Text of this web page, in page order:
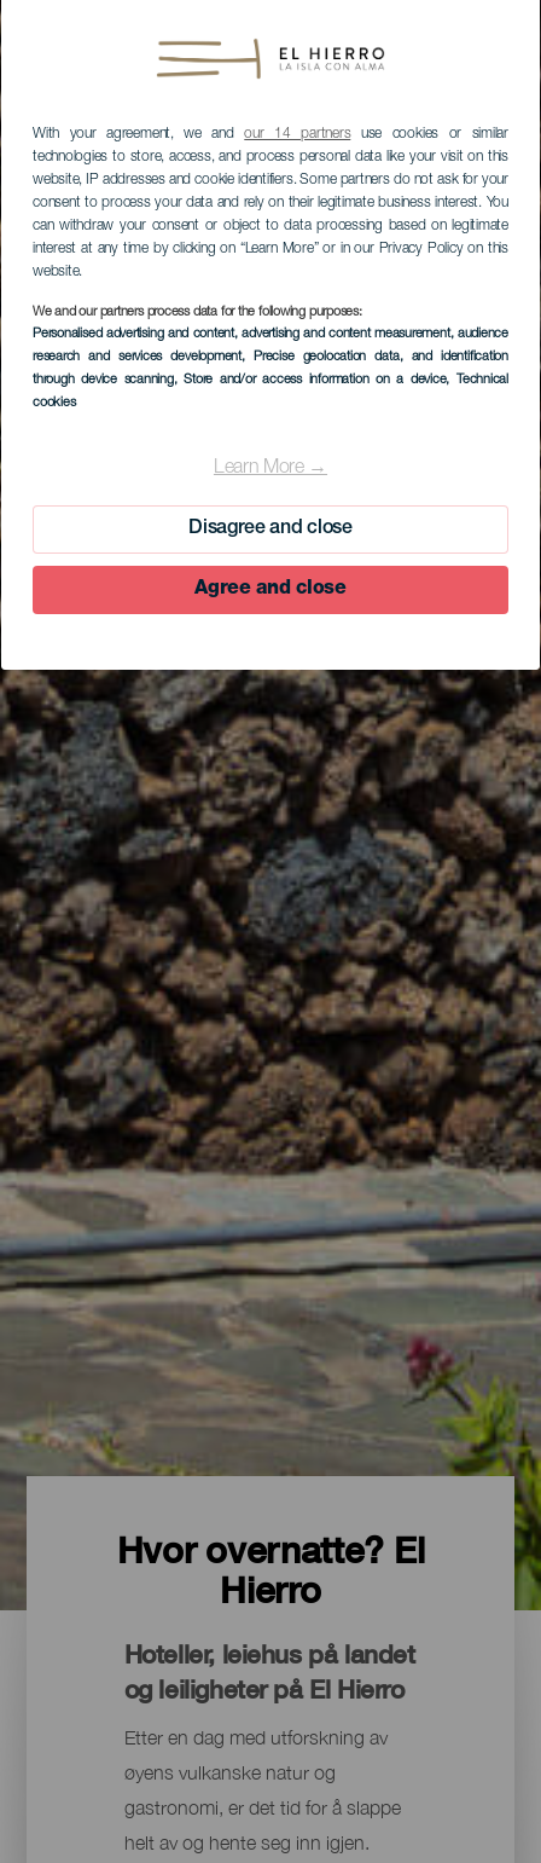
With your agreement, we andour 14 partnersuse cookies or similar
technologies to store, access, and process personal data like your visit on this
website, IP addresses and cookie identifiers. Some partners do not ask for your
consent to process your data and rely on their legitimate business interest. You
can withdraw your consent or object to data processing based on legitimate
interest at any time by clicking on “Learn More” or in our Privacy Policy on this
website.
We and our partners process data for the following purposes:
Personalised advertising and content, advertising and content measurement, audience
research and services development, Precise geolocation data, and identification
through device scanning, Store and/or access information on a device, Technical
cookies
Learn More →
Disagree and close
Agree and close
Hvor overnatte? El
Hierro
Hoteller, leiehus på landet
og leiligheter på El Hierro
Etter en dag med utforskning av
øyens vulkanske natur og
gastronomi, er det tid for å slappe
helt av og hente seg inn igjen.